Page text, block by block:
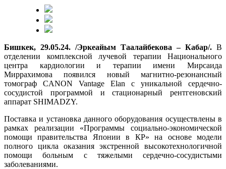
Бишкек, 29.05.24. /Эркеайым Таалайбекова – Кабар/. В
отделении комплексной лучевой терапии Национального
центра кардиологии и терапии имени Мирсаида
Миррахимова появился новый магнитно-резонансный
томограф CANON Vantage Elan с уникальной сердечно-
сосудистой программой и стационарный рентгеновский
аппарат SHIMADZY.
Поставка и установка данного оборудования осуществлены в
рамках реализации «Программы социально-экономической
помощи правительства Японии в КР» на основе модели
полного цикла оказания экстренной высокотехнологичной
помощи больным с тяжелыми сердечно-сосудистыми
заболеваниями.